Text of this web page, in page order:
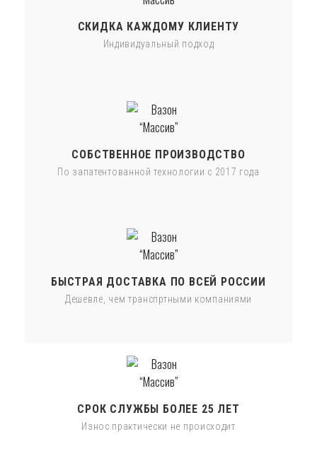
СКИДКА КАЖДОМУ КЛИЕНТУ
Индивидуальный подход
СОБСТВЕННОЕ ПРОИЗВОДСТВО
По запатентованной технологии с 2017 года
БЫСТРАЯ ДОСТАВКА ПО ВСЕЙ РОССИИ
Дешевле, чем транспртными компаниями
СРОК СЛУЖБЫ БОЛЕЕ 25 ЛЕТ
Износ практически не происходит